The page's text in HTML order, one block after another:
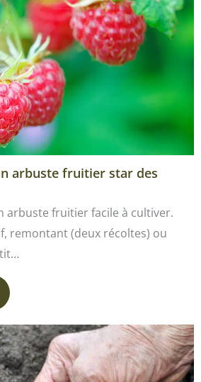
arbuste fruitier star des
arbuste fruitier facile à cultiver.
remontant (deux récoltes) ou